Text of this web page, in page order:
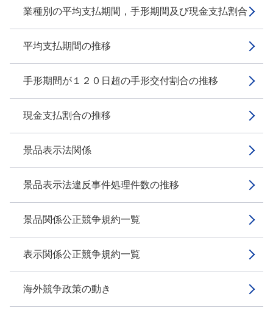
業種別の平均支払期間，手形期間及び現金支払割合
平均支払期間の推移
手形期間が１２０日超の手形交付割合の推移
現金支払割合の推移
景品表示法関係
景品表示法違反事件処理件数の推移
景品関係公正競争規約一覧
表示関係公正競争規約一覧
海外競争政策の動き